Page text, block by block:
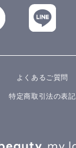
よくあるご質問
特定商取引法の表記